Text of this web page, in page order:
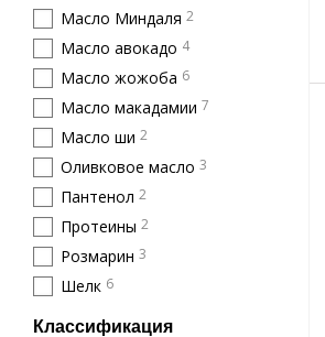
Масло Миндаля 2
Масло авокадо 4
Масло жожоба 6
Масло макадамии 7
Масло ши 2
Оливковое масло 3
Пантенол 2
Протеины 2
Розмарин 3
Шелк 6
Классификация